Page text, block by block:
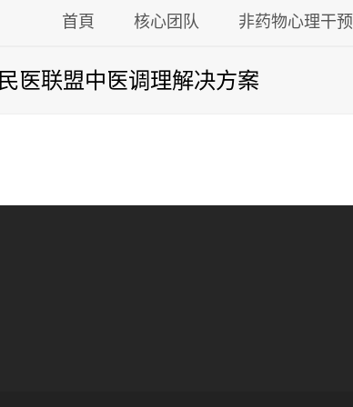
首頁 核心团队 非药物心理干预
民医联盟中医调理解决方案